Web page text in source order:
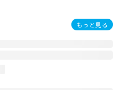
もっと見る